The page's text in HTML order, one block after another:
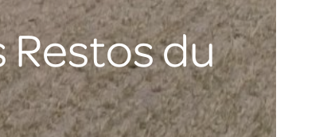
Restos du